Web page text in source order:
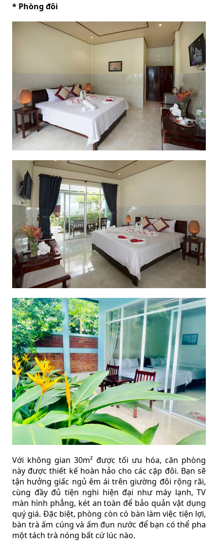
* Phòng đôi
Với không gian 30m² được tối ưu hóa, căn phòng
này được thiết kế hoàn hảo cho các cặp đôi. Bạn sẽ
tận hưởng giấc ngủ êm ái trên giường đôi rộng rãi,
cùng đầy đủ tiện nghi hiện đại như máy lạnh, TV
màn hình phẳng, két an toàn để bảo quản vật dụng
quý giá. Đặc biệt, phòng còn có bàn làm việc tiện lợi,
bàn trà ấm cúng và ấm đun nước để bạn có thể pha
một tách trà nóng bất cứ lúc nào.